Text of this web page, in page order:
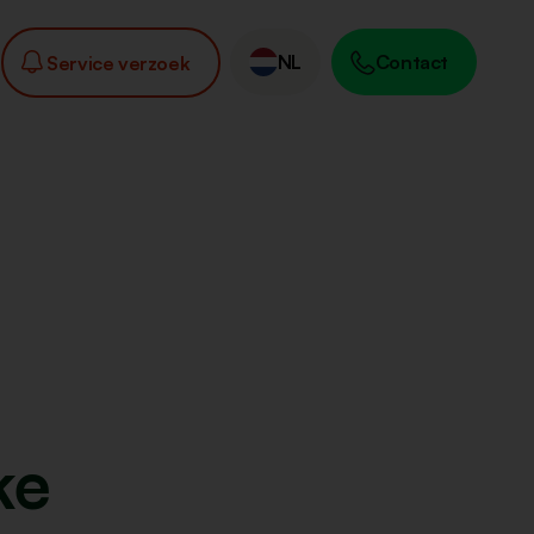
Service verzoek NL Contact